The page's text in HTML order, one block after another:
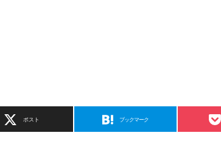
ポスト ブックマーク